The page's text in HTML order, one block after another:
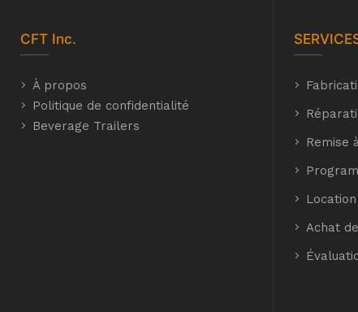
CFT Inc.
À propos
Politique de confidentialité
Beverage Trailers
Remise
Achat